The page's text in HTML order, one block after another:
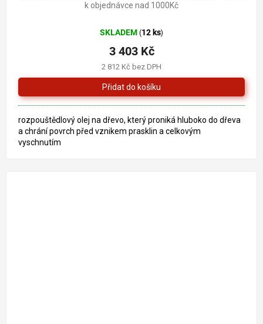
k objednávce nad 1000Kč
SKLADEM (12 ks)
2 812 Kč bez DPH
3 403 Kč
rozpouštědlový olej na dřevo, který proniká hluboko do dřeva
a chrání povrch před vznikem prasklin a celkovým
vyschnutím